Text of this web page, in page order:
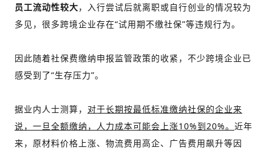
员工流动性较大，入行尝试后就离职或自行创业的情况较为
多见，很多跨境企业存在“试用期不缴社保”等违规行为。
因此随着社保费缴纳申报监管政策的收紧，不少跨境企业已
感受到了“生存压力”。
据业内人士测算， 对于长期按最低标准缴纳社保的企业来
说，一旦全额缴纳，人力成本可能会上涨10%到20%。 近年
来，原材料价格上涨、物流费用高企、广告费用飙升等因